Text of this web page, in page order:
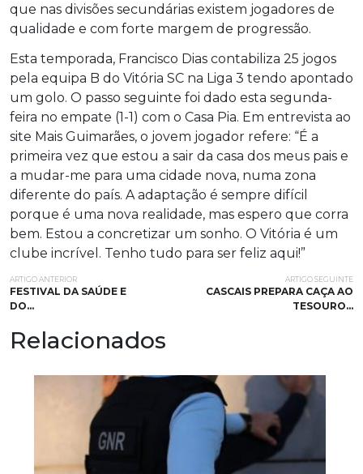
que nas divisões secundárias existem jogadores de
qualidade e com forte margem de progressão.
Esta temporada, Francisco Dias contabiliza 25 jogos
pela equipa B do Vitória SC na Liga 3 tendo apontado
um golo. O passo seguinte foi dado esta segunda-
feira no empate (1-1) com o Casa Pia. Em entrevista ao
site Mais Guimarães, o jovem jogador refere: “É a
primeira vez que estou a sair da casa dos meus pais e
a mudar-me para uma cidade nova, numa zona
diferente do país. A adaptação é sempre difícil
porque é uma nova realidade, mas espero que corra
bem. Estou a concretizar um sonho. O Vitória é um
clube incrível. Tenho tudo para ser feliz aqui!”
ARTIGO ANTERIOR
FESTIVAL DA SAÚDE E
DO…
ARTIGO SEGUINTE
CASCAIS PREPARA CAÇA AO
TESOURO…
Relacionados